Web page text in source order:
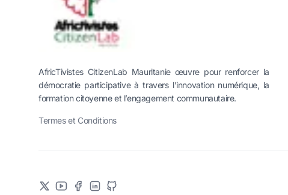
AfricTivistes CitizenLab Mauritanie œuvre pour renforcer la
démocratie participative à travers l’innovation numérique, la
formation citoyenne et l’engagement communautaire.
Termes et Conditions